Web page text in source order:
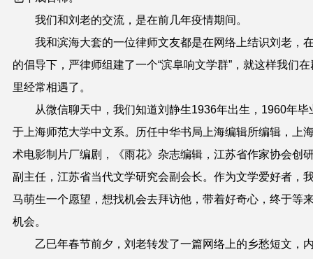
我们和刘老的交流 ，是在前几年疫情期间。
我和滨海大套的一位律师文友都是在网络上结识刘老，
的倡导下，严律师组建了一个“滨阜响文学群”，就这样我们在
里经常相遇了。
从微信聊天中，我们知道刘静生1936年出生，1960年毕
于 上海师范大学中文系。历任中华书局上海编辑所编辑，上
术电影制片厂编剧 ，《雨花》 杂志编辑，江苏省作家协会创
副主任 ， 江苏省当代文学研究会副会长。 作为文学爱好者，
马萌生一个愿望，想找机会去拜访他 ， 带着好奇心，终于等
机会。
乙巳年春节前夕，刘老转发了一篇网络上的乡愁短文，